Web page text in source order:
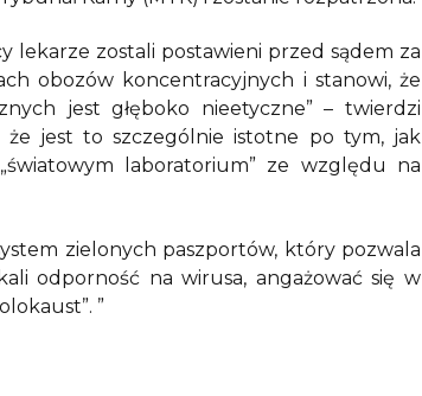
lekarze zostali postawieni przed sądem za
obozów koncentracyjnych i stanowi, że
jest głęboko nieetyczne” – twierdzi
że jest to szczególnie istotne po tym, jak
laboratorium” ze względu na
zielonych paszportów, który pozwala
odporność na wirusa, angażować się w
”